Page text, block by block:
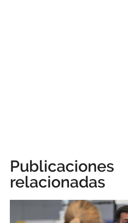
Publicaciones
relacionadas